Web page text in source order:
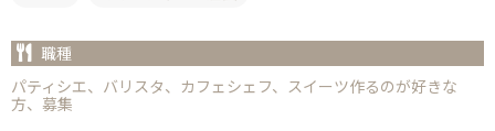
職種
パティシエ、バリスタ、カフェシェフ、スイーツ作るのが好きな
方、募集